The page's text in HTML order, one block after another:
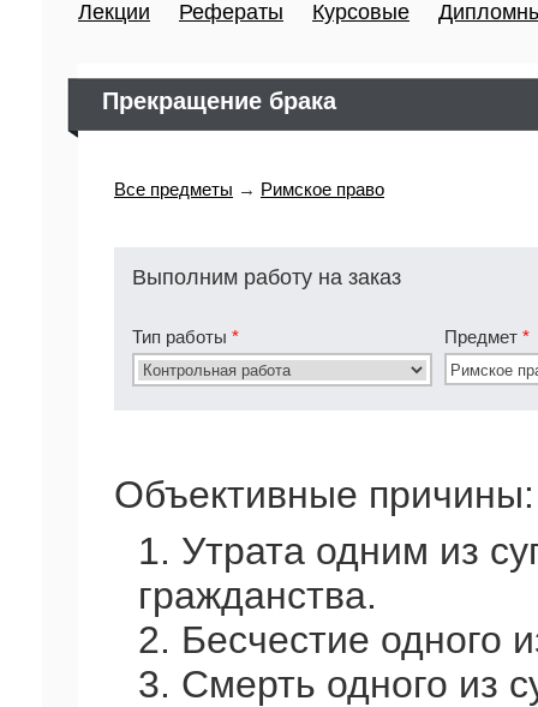
Лекции Рефераты Курсовые
Прекращение брака
Все предметы → Римское право
Выполним работу на заказ
Тип работы * Предмет *
Объективные причины:
1. Утрата одним из
гражданства.
2. Бесчестие одного
3. Смерть одного из